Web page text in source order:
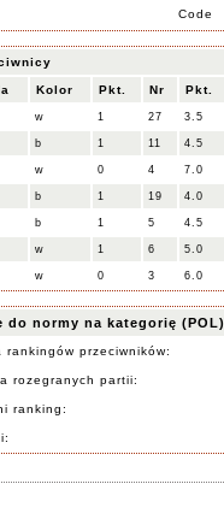
Code
Kolor Pkt. Nr Pkt.
w 1 27 3.5
b 1 11 4.5
w 0 4 7.0
b 1 19 4.0
b 1 5 4.5
w 1 6 5.0
w 0 3 6.0
do normy na kategorię (POL)
rankingów przeciwników:
rozegranych partii:
ranking: